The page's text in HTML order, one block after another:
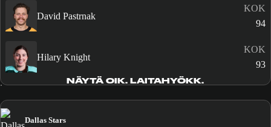
David Pastrnak
KOK
94
Hilary Knight
KOK
93
NÄYTÄ OIK. LAITAHYÖKK.
Dallas Stars